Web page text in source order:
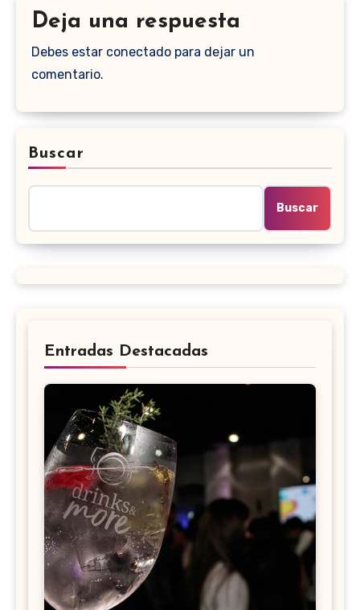
Deja una respuesta
Debes estar conectado para dejar un
comentario.
Buscar
Buscar
Entradas Destacadas